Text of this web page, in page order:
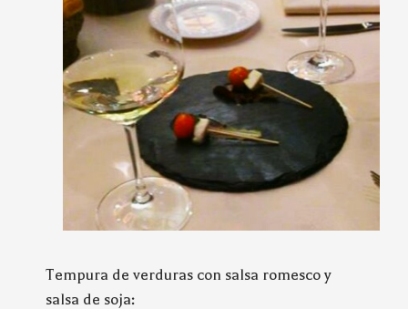
Tempura de verduras con salsa romesco y
salsa de soja: